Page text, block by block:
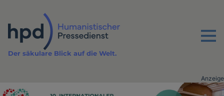
Inhalt
Menu
Der säkulare Blick auf die Welt.
Advertising
Anzeige